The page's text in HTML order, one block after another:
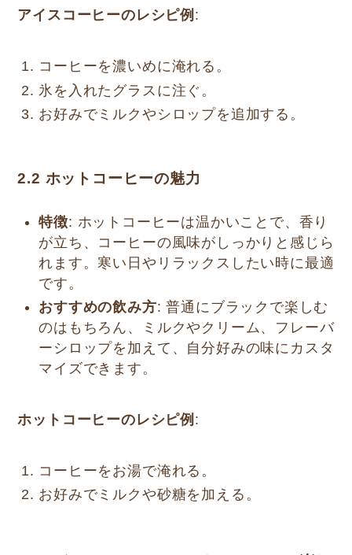
アイスコーヒーのレシピ例 :
コーヒーを濃いめに淹れる。
氷を入れたグラスに注ぐ。
お好みでミルクやシロップを追加する。
2.2 ホットコーヒーの魅力
特徴: ホットコーヒーは温かいことで、香り
が立ち、コーヒーの風味がしっかりと感じら
れます。寒い日やリラックスしたい時に最適
です。
おすすめの飲み方: 普通にブラックで楽しむ
のはもちろん、ミルクやクリーム、フレーバ
ーシロップを加えて、自分好みの味にカスタ
マイズできます。
ホットコーヒーのレシピ例 :
コーヒーをお湯で淹れる。
お好みでミルクや砂糖を加える。